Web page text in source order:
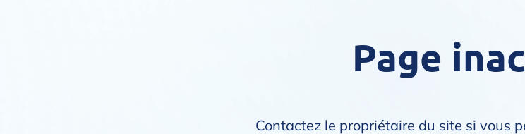
Page
Contactez le propriétaire du site si vous